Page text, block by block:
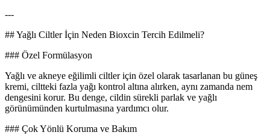
---
## Yağlı Ciltler İçin Neden Bioxcin Tercih Edilmeli?
### Özel Formülasyon
Yağlı ve akneye eğilimli ciltler için özel olarak tasarlanan bu güneş
kremi, ciltteki fazla yağı kontrol altına alırken, aynı zamanda nem
dengesini korur. Bu denge, cildin sürekli parlak ve yağlı
görünümünden kurtulmasına yardımcı olur.
### Çok Yönlü Koruma ve Bakım